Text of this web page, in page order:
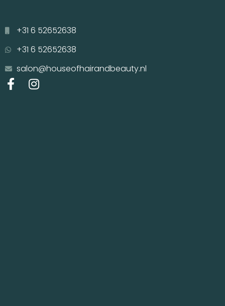
+31 6 52652638
+31 6 52652638
salon@houseofhairandbeauty.nl